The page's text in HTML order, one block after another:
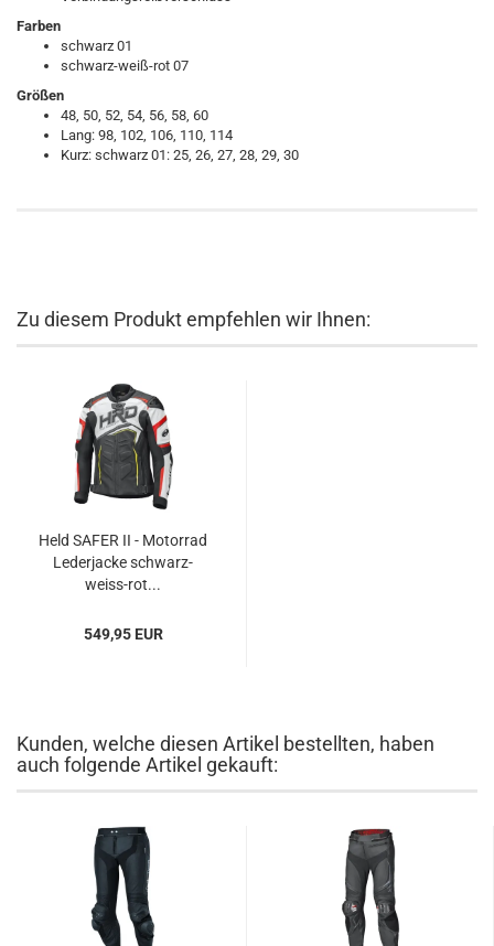
Farben
schwarz 01
schwarz-weiß-rot 07
Größen
48, 50, 52, 54, 56, 58, 60
Lang: 98, 102, 106, 110, 114
Kurz: schwarz 01: 25, 26, 27, 28, 29, 30
Zu diesem Produkt empfehlen wir Ihnen:
Held SAFER II - Motorrad
Lederjacke schwarz-
weiss-rot...
549,95 EUR
Kunden, welche diesen Artikel bestellten, haben
auch folgende Artikel gekauft: